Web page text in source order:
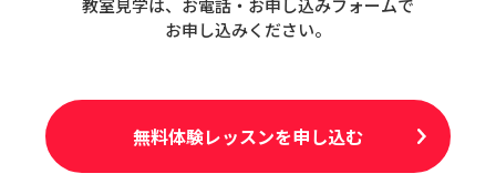
教室見学は、お電話・お申し込みフォームで
お申し込みください。
無料体験レッスンを申し込む